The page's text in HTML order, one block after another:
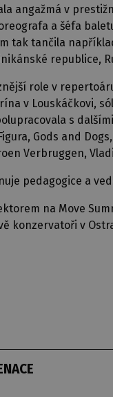
angažmá v
a šéfa
tak tančila
republice,
role v
v Louskáčkovi,
s
Gods and
Verbruggen,
pedagogice a
na Move
konzervatoři v